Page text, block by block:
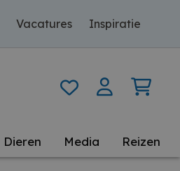
Vacatures Inspiratie
Dieren Media Reizen